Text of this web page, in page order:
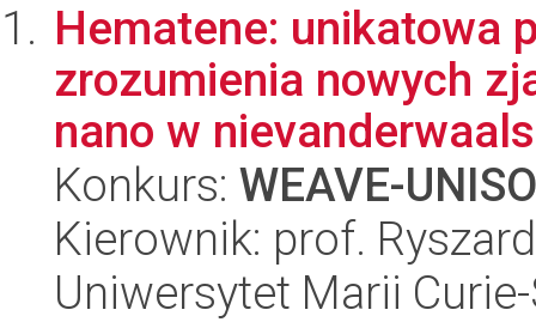
Hematene: unikatowa
zrozumienia nowych
nano w
Konkurs: WEAVE-
Kierownik: prof.
Uniwersytet Marii